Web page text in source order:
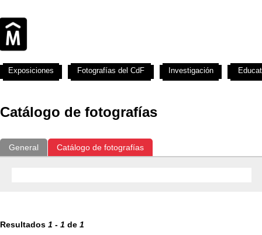
Catálogo de fotografías
General Catálogo de fotografías
Resultados 1 - 1 de 1
Exposiciones Fotografías del CdF Investigación